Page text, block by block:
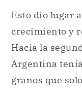
granos que
En